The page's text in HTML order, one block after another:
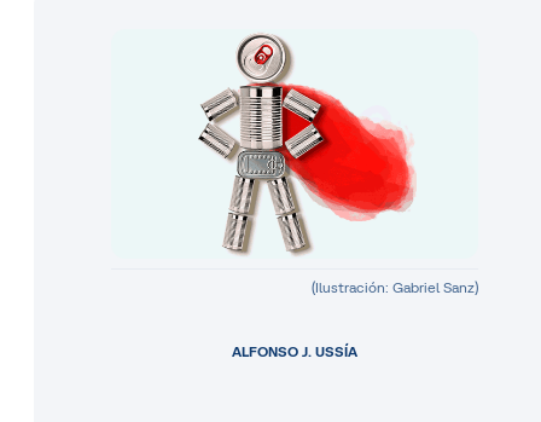
(Ilustración: Gabriel Sanz)
ALFONSO J. USSÍA